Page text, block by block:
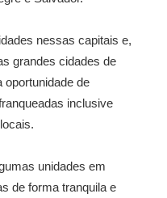
nessas capitais e,
grandes cidades de
oportunidade de
inclusive
unidades em
de forma tranquila e